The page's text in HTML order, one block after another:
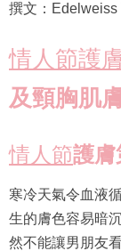
撰文：Edelweiss
情人節護
及頸胸肌
情人節護膚
寒冷天氣令血液
生的膚色容易暗
然不能讓男朋友